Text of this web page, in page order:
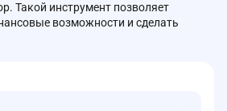
Такой инструмент позволяет
возможности и сделать